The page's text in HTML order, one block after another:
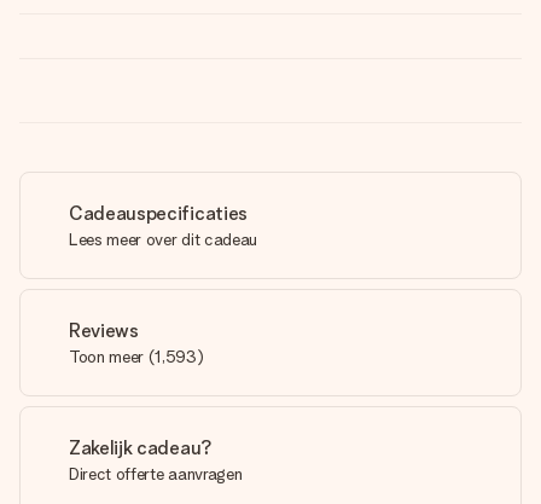
Cadeauspecificaties
Lees meer over dit cadeau
Reviews
Toon meer (1,593)
Zakelijk cadeau?
Direct offerte aanvragen